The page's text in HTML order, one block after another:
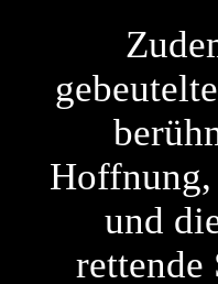
Hoffnung,
und
rettende